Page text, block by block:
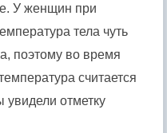
У женщин при
тела чуть
поэтому во время
считается
увидели отметку